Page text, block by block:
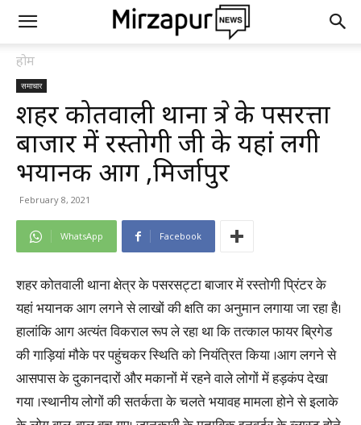
होम
समाचार
शहर कोतवाली थाना क्षेत्र के पसरत्ता
बाजार में रस्तोगी जी के यहां लगी
भयानक आग ,मिर्जापुर
February 8, 2021
WhatsApp Facebook
शहर कोतवाली थाना क्षेत्र के पसरसट्टा बाजार में रस्तोगी प्रिंटर के
यहां भयानक आग लगने से लाखों की क्षति का अनुमान लगाया जा रहा है।
हालांकि आग अत्यंत विकराल रूप ले रहा था कि तत्काल फायर ब्रिगेड
की गाड़ियां मौके पर पहुंचकर स्थिति को नियंत्रित किया ।आग लगने से
आसपास के दुकानदारों और मकानों में रहने वाले लोगों में हड़कंप देखा
गया ।स्थानीय लोगों की सतर्कता के चलते भयावह मामला होने से इलाके